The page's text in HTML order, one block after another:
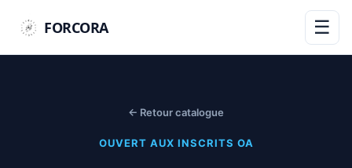
FORCORA ☰
← Retour catalogue
OUVERT AUX INSCRITS OA